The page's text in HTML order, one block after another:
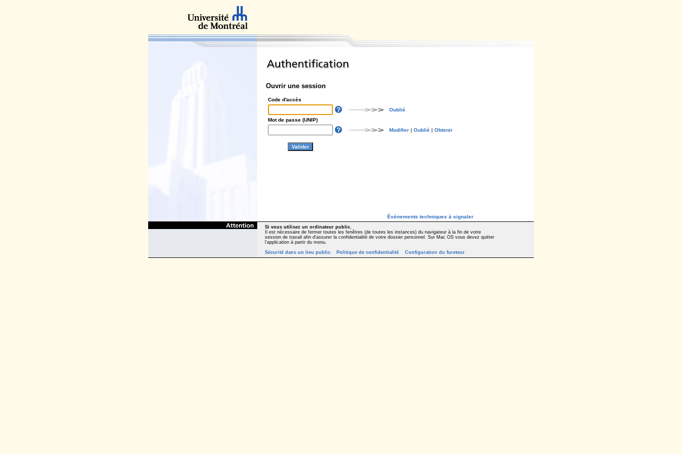
Ouvrir une session
Code d'accès
Oublié
Mot de passe (UNIP)
Modifier | Oublié | Obtenir
Événements techniques à signaler
Si vous utilisez un ordinateur public,
Il est nécessaire de fermer toutes les fenêtres (de toutes les instances) du navigateur à la fin de votre
session de travail afin d'assurer la confidentialité de votre dossier personnel. Sur Mac OS vous devez quitter
l'application à partir du menu.
Sécurité dans un lieu public
Politique de confidentialité Configuration du fureteur